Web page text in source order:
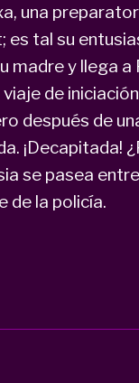
una
tal su
madre y llega a
de
después de
¡Decapitada!
se pasea
de la policía.